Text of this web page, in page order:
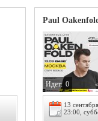
Paul
Идет: 0
13
23:00,